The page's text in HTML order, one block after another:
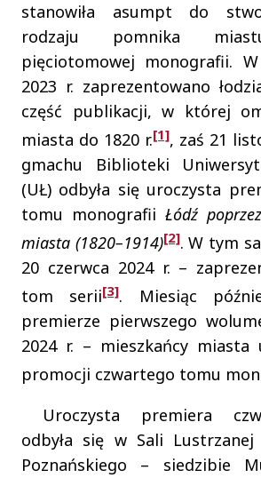
stanowiła asumpt do
rodzaju pomnika
pięciotomowej monografii.
2023 r. zaprezentowano
część publikacji, w której
miasta do 1820 r.[1], zaś 21
gmachu Biblioteki
(UŁ) odbyła się uroczysta
tomu monografii Łódź
miasta (1820–1914)[2]. W tym
20 czerwca 2024 r. –
tom serii[3]. Miesiąc
premierze pierwszego
2024 r. – mieszkańcy miasta
promocji czwartego tomu
Uroczysta premiera
odbyła się w Sali Lustrzanej
Poznańskiego – siedzibie